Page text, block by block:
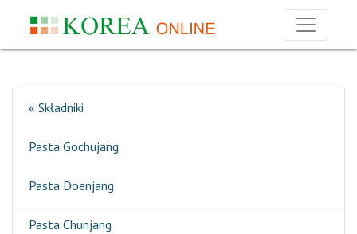
« Składniki
Pasta Gochujang
Pasta Doenjang
Pasta Chunjang